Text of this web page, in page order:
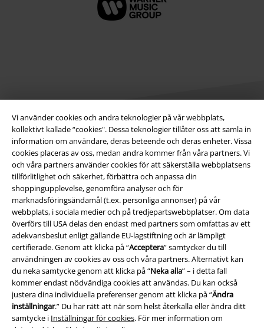
Vi använder cookies och andra teknologier på vår webbplats,
kollektivt kallade “cookies". Dessa teknologier tillåter oss att samla in
information om användare, deras beteende och deras enheter. Vissa
cookies placeras av oss, medan andra kommer från våra partners. Vi
och våra partners använder cookies för att säkerställa webbplatsens
tillförlitlighet och säkerhet, förbättra och anpassa din
shoppingupplevelse, genomföra analyser och för
marknadsföringsändamål (t.ex. personliga annonser) på vår
webbplats, i sociala medier och på tredjepartswebbplatser. Om data
överförs till USA delas den endast med partners som omfattas av ett
adekvansbeslut enligt gällande EU-lagstiftning och är lämpligt
certifierade. Genom att klicka på “Acceptera” samtycker du till
användningen av cookies av oss och våra partners. Alternativt kan
du neka samtycke genom att klicka på “Neka alla” – i detta fall
kommer endast nödvändiga cookies att användas. Du kan också
justera dina individuella preferenser genom att klicka på “Ändra
inställningar.” Du har rätt att när som helst återkalla eller ändra ditt
samtycke i Inställningar för cookies. För mer information om
Juridisk information/Villkor
Villkor
Om oss
Ladda ner villkoren
Avfallshantering och miljöskydd
Försäkran om överensstämmelse
Information om tillgänglighet